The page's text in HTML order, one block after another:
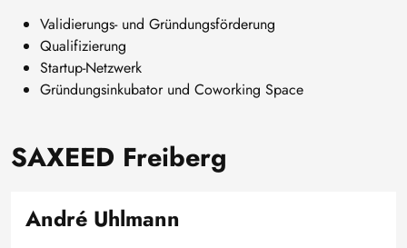
Validierungs- und Gründungsförderung
Qualifizierung
Startup-Netzwerk
Gründungsinkubator und Coworking Space
SAXEED Freiberg
André Uhlmann